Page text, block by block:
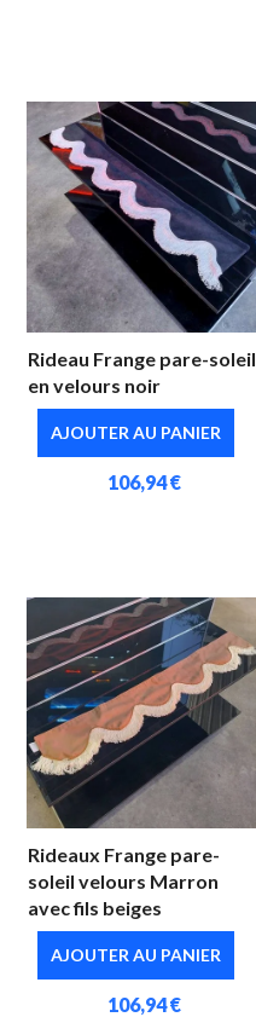
Rideau Frange pare-soleil
en velours noir
AJOUTER AU PANIER
106,94 €
Rideaux Frange pare-
soleil velours Marron
avec fils beiges
AJOUTER AU PANIER
106,94 €